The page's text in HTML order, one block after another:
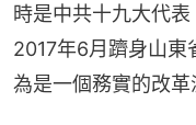
時是中共十九大代
2017年6月躋身山東
為是一個務實的改革